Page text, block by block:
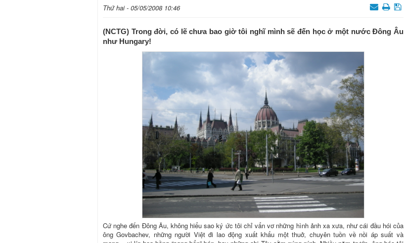
Thứ hai - 05/05/2008 10:46
(NCTG) Trong đời, có lẽ chưa bao giờ tôi nghĩ mình sẽ đến học ở một nước Đông Âu
như Hungary!
Cứ nghe đến Đông Âu, không hiểu sao ký ức tôi chỉ vẩn vơ những hình ảnh xa xưa, như cái đầu hói của
ông Govbachev, những người Việt đi lao động xuất khẩu một thuở, chuyên tuồn về nồi áp suất và